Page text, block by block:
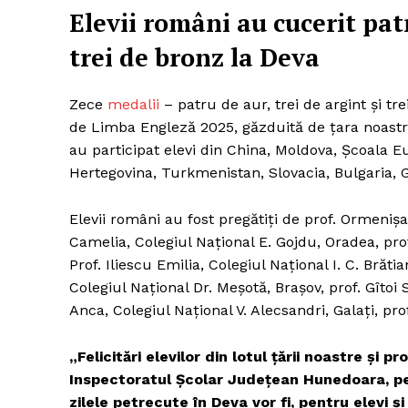
Elevii români au cucerit
trei de bronz la Deva
Zece medalii – patru de aur, trei de argint și
de Limba Engleză 2025, găzduită de țara
au participat elevi din China, Moldova, Școala
Hertegovina, Turkmenistan, Slovacia, Bulgaria,
Elevii români au fost pregătiți de prof.
Camelia, Colegiul Național E. Gojdu, Oradea,
Prof. Iliescu Emilia, Colegiul Național I. C.
Colegiul Național Dr. Meșotă, Brașov, prof.
Anca, Colegiul Național V. Alecsandri, Galați,
„Felicitări elevilor din lotul țării noastre și
Inspectoratul Şcolar Judeţean Hunedoara,
zilele petrecute în Deva vor fi, pentru elevi